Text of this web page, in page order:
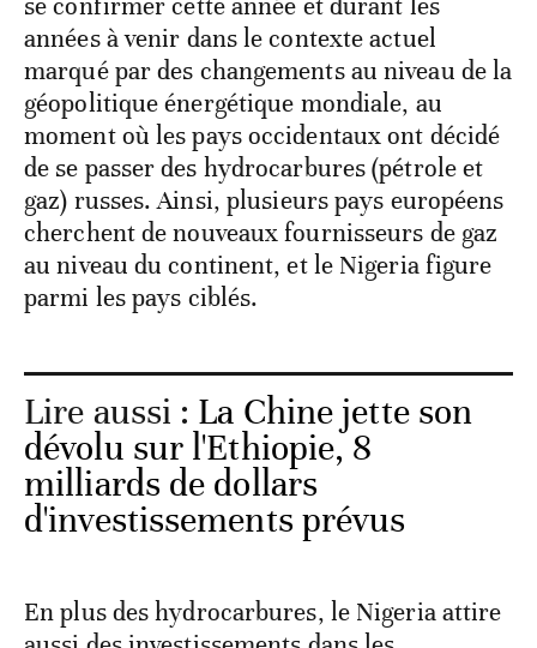
se confirmer cette année et durant les
années à venir dans le contexte actuel
marqué par des changements au niveau de la
géopolitique énergétique mondiale, au
moment où les pays occidentaux ont décidé
de se passer des hydrocarbures (pétrole et
gaz) russes. Ainsi, plusieurs pays européens
cherchent de nouveaux fournisseurs de gaz
au niveau du continent, et le Nigeria figure
parmi les pays ciblés.
Lire aussi : La Chine jette son
dévolu sur l'Ethiopie, 8
milliards de dollars
d'investissements prévus
En plus des hydrocarbures, le Nigeria attire